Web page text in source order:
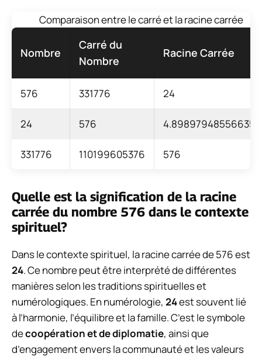
Comparaison entre le carré et la racine carrée
Nombre
Carré du
Nombre
Racine Carrée
576 331776 24
24 576 4.898979485566356
331776 110199605376 576
Quelle est la signification de la racine
carrée du nombre 576 dans le contexte
spirituel?
Dans le contexte spirituel, la racine carrée de 576 est
24. Ce nombre peut être interprété de différentes
manières selon les traditions spirituelles et
numérologiques. En numérologie, 24est souvent lié
à l’harmonie, l’équilibre et la famille. C’est le symbole
decoopération et de diplomatie, ainsi que
d’engagement envers la communauté et les valeurs